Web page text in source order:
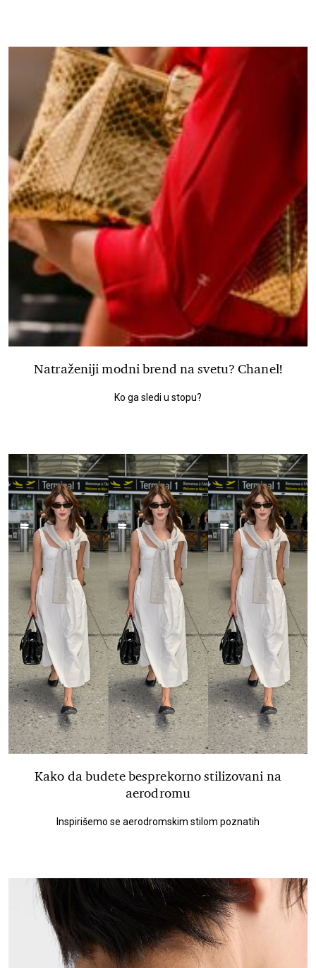
Natraženiji modni brend na svetu? Chanel!
Ko ga sledi u stopu?
Kako da budete besprekorno stilizovani na
aerodromu
Inspirišemo se aerodromskim stilom poznatih